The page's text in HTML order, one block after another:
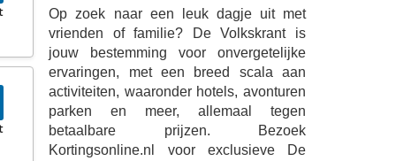
Op zoek naar een leuk dagje uit met
vrienden of familie? De Volkskrant is
jouw bestemming voor onvergetelijke
ervaringen, met een breed scala aan
activiteiten, waaronder hotels, avonturen
parken en meer, allemaal tegen
betaalbare prijzen. Bezoek
Kortingsonline.nl voor exclusieve De